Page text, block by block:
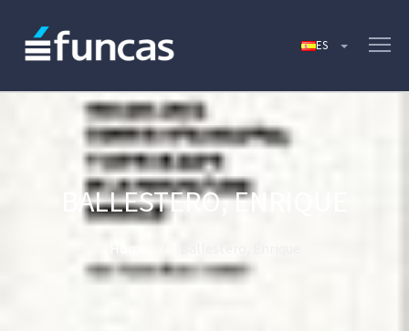
BALLESTERO, ENRIQUE
Home